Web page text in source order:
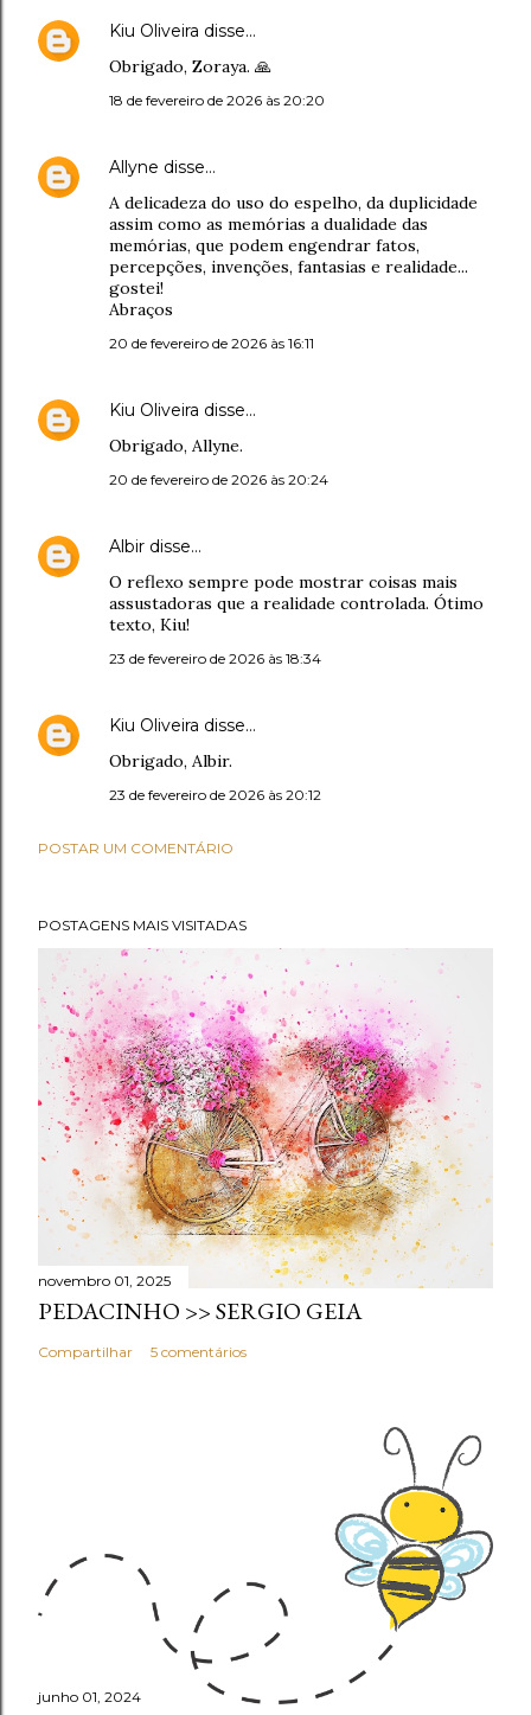
Kiu Oliveira disse…
Obrigado, Zoraya. 🙏
18 de fevereiro de 2026 às 20:20
Allyne disse…
A delicadeza do uso do espelho, da duplicidade
assim como as memórias a dualidade das
memórias, que podem engendrar fatos,
percepções, invenções, fantasias e realidade...
gostei!
Abraços
20 de fevereiro de 2026 às 16:11
Kiu Oliveira disse…
Obrigado, Allyne.
20 de fevereiro de 2026 às 20:24
Albir disse…
O reflexo sempre pode mostrar coisas mais
assustadoras que a realidade controlada. Ótimo
texto, Kiu!
23 de fevereiro de 2026 às 18:34
Kiu Oliveira disse…
Obrigado, Albir.
23 de fevereiro de 2026 às 20:12
POSTAR UM COMENTÁRIO
POSTAGENS MAIS VISITADAS
novembro 01, 2025
PEDACINHO >> SERGIO GEIA
Compartilhar 5 comentários
junho 01, 2024